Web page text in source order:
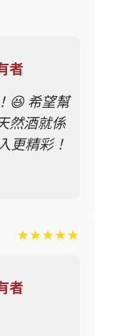
者
😆 希望幫
然酒就係
更精彩！
★★★★★
者